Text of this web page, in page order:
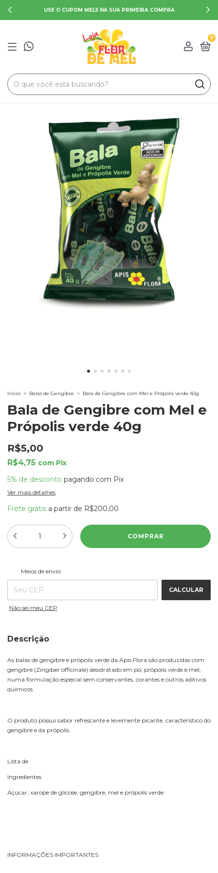
USE O CUPOM MEL5 NA SUA PRIMEIRA COMPRA
0
Início > Balas de Gengibre > Bala de Gengibre com Mel e Própolis verde 40g
Bala de Gengibre com Mel e
Própolis verde 40g
R$5,00
R$4,75 com Pix
5% de desconto pagando com Pix
Ver mais detalhes
Frete grátis a partir de R$200,00
Entregas para o CEP:
Meios de envio
CALCULAR
Não sei meu CEP
Descrição
As balas de gengibre e própolis verde da Apis Flora são produzidas com
gengibre (Zingiber officinale) desidratado em pó, própolis verde e mel,
numa formulação especial sem conservantes, corantes e outros aditivos
químicos.
O produto possui sabor refrescante e levemente picante, característico do
gengibre e da própolis.
Lista de
Ingredientes
Açúcar, xarope de glicose, gengibre, mel e própolis verde.
INFORMAÇÕES IMPORTANTES